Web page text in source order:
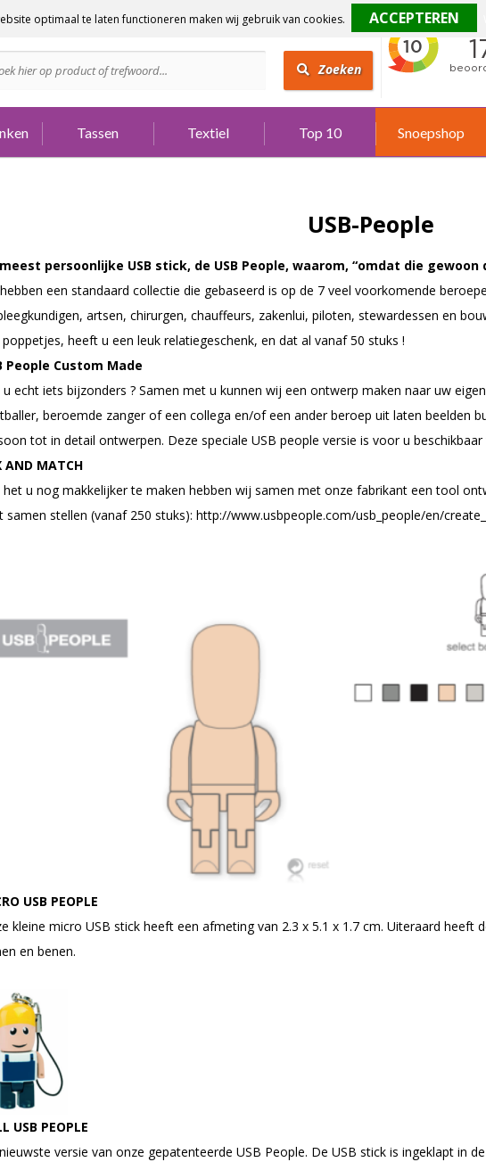
nodig?
Zoeken
Tassen Textiel Top 10 Snoepshop
USB-People
persoonlijke USB stick, de USB People, waarom, “omdat die gewoon
een standaard collectie die gebaseerd is op de 7 veel voorkomende
artsen, chirurgen, chauffeurs, zakenlui, piloten, stewardessen en
heeft u een leuk relatiegeschenk, en dat al vanaf 50 stuks !
People Custom Made
u echt iets bijzonders ? Samen met u kunnen wij een ontwerp maken naar uw
beroemde zanger of een collega en/of een ander beroep uit laten beelden
tot in detail ontwerpen. Deze speciale USB people versie is voor u
AND MATCH
het u nog makkelijker te maken hebben wij samen met onze fabrikant een tool
samen stellen (vanaf 250 stuks): http://www.usbpeople.com/usb_people/en/
USB PEOPLE
kleine micro USB stick heeft een afmeting van 2.3 x 5.1 x 1.7 cm. Uiteraard heeft
en benen.
USB PEOPLE
versie van onze gepatenteerde USB People. De USB stick is ingeklapt in
optimaal te laten functioneren maken wij gebruik van cookies.